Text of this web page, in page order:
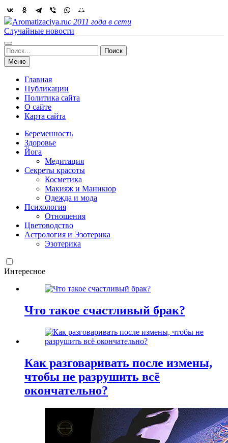
Skip
to
content
Aromatizaciya.ruс 2011 года в сети
Случайные новости
Найти:
Меню
Главная
Публикации
Политика сайта
О сайте
Карта сайта
Беременность
Здоровье
Йога
Медитация
Секреты красоты
Косметика
Макияж и Маникюр
Одежда и мода
Психология
Отношения
Цветоводство
Астрология и Эзотерика
Эзотерика
Интересное
Что такое счастливый брак?
Как разговаривать после измены,
чтобы не разрушить всё
окончательно?